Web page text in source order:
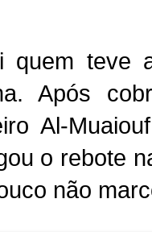
quem teve
Após
Al-
o rebote
não